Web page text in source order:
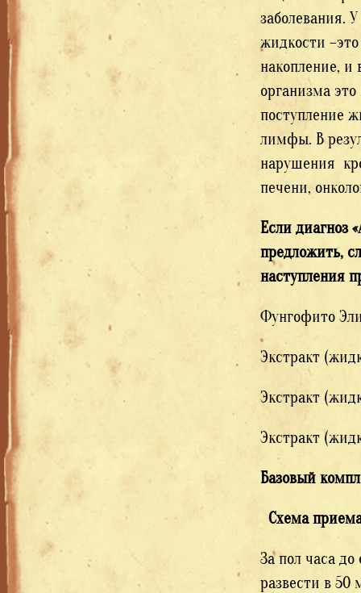
заболевания.
жидкости
накопление, и
организма это
поступление
лимфы. В
нарушения
печени,
Если диагноз
предложить,
наступления
Фунгофито
Экстракт
Экстракт
Экстракт
Базовый
Схема
За пол часа
развести в 50